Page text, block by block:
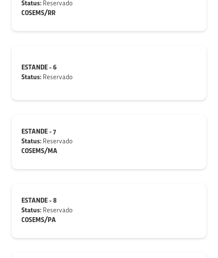
Status: Reservado
COSEMS/RR
ESTANDE - 6
Status: Reservado
ESTANDE - 7
Status: Reservado
COSEMS/MA
ESTANDE - 8
Status: Reservado
COSEMS/PA